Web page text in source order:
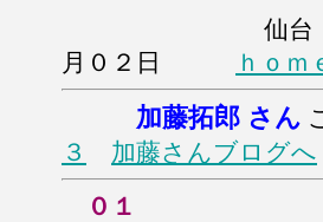
仙
月０２日
ｈｏｍ
加藤拓郎 さん
３
加藤さんブログへ
０１